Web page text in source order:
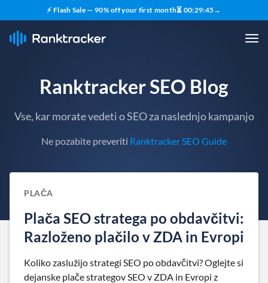
⚡ Flash Sale — 90% off your first month⏳ 00:29:44→
Ranktracker SEO Blog
Vse, kar morate vedeti o SEO za naslednjo kampanjo
Ne pozabite preveriti Ranktracker SEO Guide
PLAČA
Plača SEO stratega po obdavčitvi:
Razloženo plačilo v ZDA in Evropi
Koliko zaslužijo strategi SEO po obdavčitvi? Oglejte si
dejanske plače strategov SEO v ZDA in Evropi z